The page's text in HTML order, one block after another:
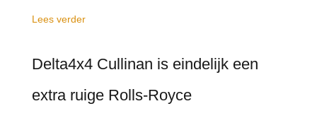
Lees verder
Delta4x4 Cullinan is eindelijk een
extra ruige Rolls-Royce